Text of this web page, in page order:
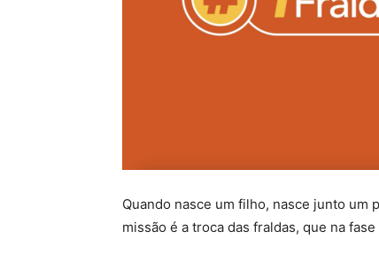
Quando nasce um filho, nasce junto um
missão é a troca das fraldas, que na